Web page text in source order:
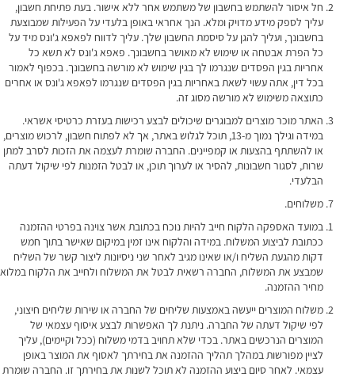
חל איסור להשתמש בחשבון של משתמש אחר ללא אישור. בעת פתיחת חשבון,
עליך לספק מידע מדויק ומלא. הנך אחראי באופן בלעדי על הפעילות שמבוצעת
בחשבונך, ועליך להגן על סיסמת החשבון שלך. עליך לדווח לפאפא ג'ונס מיד על
כל הפרת אבטחה או שימוש לא מאושר בחשבונך. פאפא ג'ונס לא תשא כל
אחריות בגין הפסדים שנגרמו לך בגין שימוש לא מורשה בחשבונך. בכפוף לאמור
בכל דין, אתה עשוי לשאת באחריות בגין הפסדים שנגרמו לפאפא ג'ונס או אחרים
כתוצאה משימוש לא מורשה מסוג זה.
האתר מוכר מוצרים למבוגרים שיכולים לבצע רכישות בעזרת כרטיסי אשראי.
במידה וגילך נמוך מ-13, תוכל לגלוש באתר, אך לא לפתוח חשבון, לרכוש מוצרים,
או להשתתף בהצעות או קמפיינים. החברה שומרת לעצמה את הזכות לסרב למתן
שרות, לסגור חשבונות, להסיר או לערוך תוכן, או לבטל הזמנות לפי שיקול דעתה
הבלעדי.
משלוחים.
במועד האספקה הלקוח חייב להיות נוכח בכתובת אשר צוינה בפרטי ההזמנה
ככתובת לביצוע המשלוח. במידה והלקוח אינו זמין במיקום שאישר בתוך חמש
דקות מהגעת השליח ו/או שאינו מגיב לאחר שני ניסיונות ליצור קשר של השליח
שמבצע את המשלוח, החברה רשאית לבטל את המשלוח ולחייב את הלקוח במלוא
מחיר ההזמנה.
משלוח המוצרים ייעשה באמצעות שליחים של החברה או שירות שליחים חיצוני,
לפי שיקול דעתה של החברה. ניתנת לך האפשרות לבצע איסוף עצמאי של
המוצרים הנרכשים באתר. בכדי שלא תחויב בדמי משלוח (ככל וקיימים), עליך
לציין מפורשות במהלך תהליך ההזמנה את בחירתך לאסוף את המוצר באופן
עצמאי. לאחר סיום ביצוע ההזמנה לא תוכל לשנות את בחירתך זו. החברה שומרת